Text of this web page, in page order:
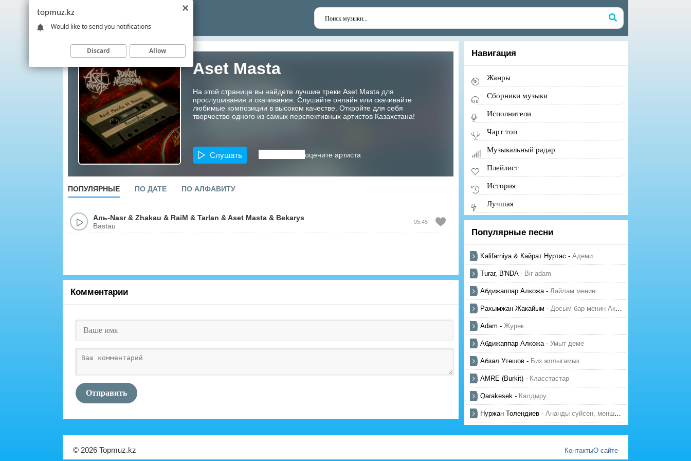
Aset Masta
На этой странице вы найдете лучшие треки Aset Masta для
прослушивания и скачивания. Слушайте онлайн или скачивайте
любимые композиции в высоком качестве. Откройте для себя
творчество одного из самых перспективных артистов Казахстана!
Слушать оцените артиста
ПОПУЛЯРНЫЕ ПО ДАТЕ ПО АЛФАВИТУ
Аль-Nasr& Zhakau & RaiM & Tarlan &Aset Masta & Bekarys
Bastau
05:45
Комментарии
Отправить
Навигация
Жанры
Сборники музыки
Исполнители
Чарт топ
Музыкальный радар
Плейлист
История
Лучшая
Популярные песни
Kalifarniya & Кайрат Нуртас - Адеми
Turar, B'NDA- Bir adam
Абдижаппар Алкожа- Лайлам менин
Рахымжан Жакайым - Досым бар менин Актауда
Adam - Журек
Абдижаппар Алкожа- Умыт деме
Абзал Утешов - Биз жолыгамыз
AMRE (Burkit) - Класстастар
Qarakesek - Калдыру
Нуржан Толендиев - Ананды суйсен, менше суй
© 2026 Topmuz.kz КонтактыО сайте
topmuz.kz
Would like to send you notifications
Discard Allow